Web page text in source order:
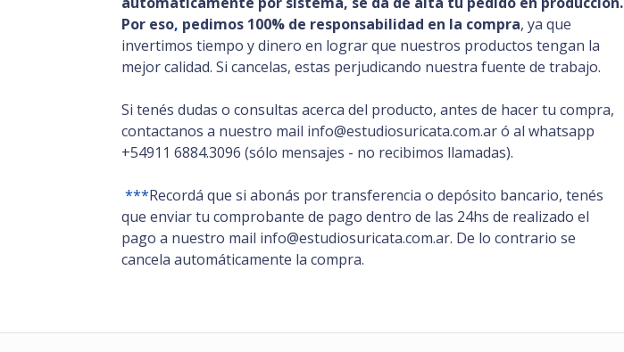
Por eso, pedimos 100% de responsabilidad en la compra, ya que
invertimos tiempo y dinero en lograr que nuestros productos tengan la
mejor calidad. Si cancelas, estas perjudicando nuestra fuente de trabajo.
Si tenés dudas o consultas acerca del producto, antes de hacer tu compra,
contactanos a nuestro mail info@estudiosuricata.com.ar ó al whatsapp
+54911 6884.3096 (sólo mensajes - no recibimos llamadas).
***Recordá que si abonás por transferencia o depósito bancario, tenés
que enviar tu comprobante de pago dentro de las 24hs de realizado el
pago a nuestro mail info@estudiosuricata.com.ar. De lo contrario se
cancela automáticamente la compra.